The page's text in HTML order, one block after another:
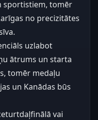
sportistiem, tomēr
no precizitātes
uzlabot
ātrums un starta
tomēr medaļu
un Kanādas būs
vai